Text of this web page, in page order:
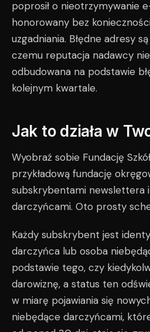
poprosił o nieotrzymywanie
honorowany bez
uzgadniania. Błędne adresy
czemu reputacja nadawcy
odbudowana na podstawie
kolejnym kwartale.
Jak to działa w
Wyobraź sobie Fundację
przykładową fundację
subskrybentami newslettera
darczyńcami. Oto prosty
Każdy subskrybent jest
darczyńca lub osoba
podstawie tego, czy
darowiznę, a status ten
w miarę pojawiania się
niebędące darczyńcami,